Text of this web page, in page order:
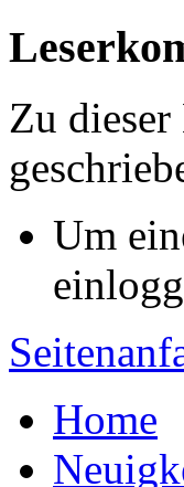
Zu
Um
Home